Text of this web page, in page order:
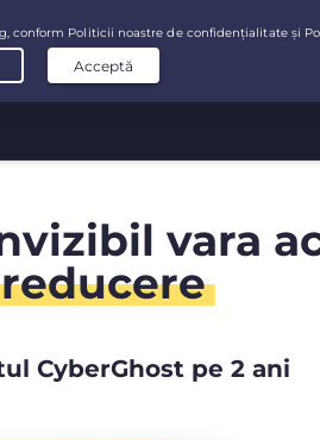
vara
CyberGhost pe 2 ani